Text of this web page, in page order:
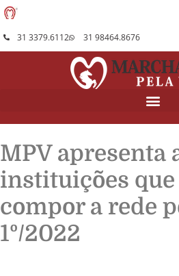
31 3379.6112 31 98464.8676
MPV apresenta
instituições que
compor a rede
1º/2022